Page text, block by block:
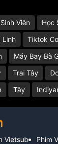
Sinh Viên
Học
Linh Tiktok Cơ
Máy Bay Bà
Trai Tây
Tây
Vietsub Phim